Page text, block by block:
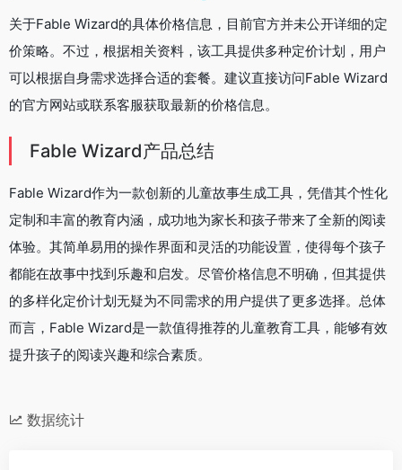
关于Fable Wizard的具体价格信息，目前官方并未公开详细的定
价策略。不过，根据相关资料，该工具提供多种定价计划，用户
可以根据自身需求选择合适的套餐。建议直接访问Fable Wizard
的官方网站或联系客服获取最新的价格信息。
Fable Wizard产品总结
Fable Wizard作为一款创新的儿童故事生成工具，凭借其个性化
定制和丰富的教育内涵，成功地为家长和孩子带来了全新的阅读
体验。其简单易用的操作界面和灵活的功能设置，使得每个孩子
都能在故事中找到乐趣和启发。尽管价格信息不明确，但其提供
的多样化定价计划无疑为不同需求的用户提供了更多选择。总体
而言，Fable Wizard是一款值得推荐的儿童教育工具，能够有效
提升孩子的阅读兴趣和综合素质。
数据统计